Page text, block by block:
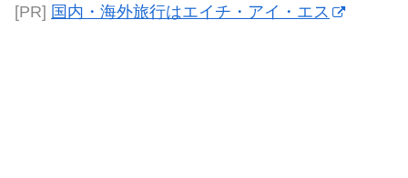
[PR] 国内・海外旅行はエイチ・アイ・エス